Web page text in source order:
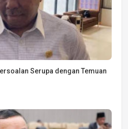
Serupa dengan Temuan